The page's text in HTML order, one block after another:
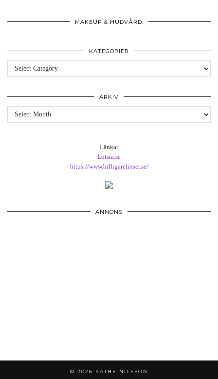
MAKEUP & HUDVÅRD:
KATEGORIER
Kategorier
ARKIV
Arkiv
Länkar
Lotsia.se
https://www.billigarelinser.se/
ANNONS
© 2026 KÄTHE NILSSON